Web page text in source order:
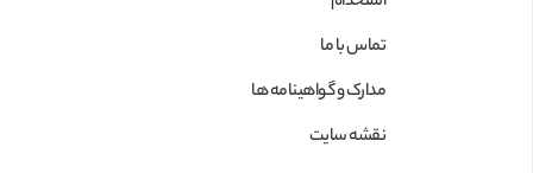
تماس با ما
مدارک و گواهینامه ها
نقشه سایت